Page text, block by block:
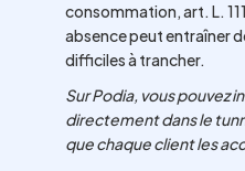
consommation, art. L.
absence peut entraîner
difficiles à trancher.
Sur Podia, vous pouvez
directement dans le
que chaque client les